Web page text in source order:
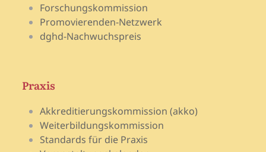
Forschungskommission
Promovierenden-Netzwerk
dghd-Nachwuchspreis
Praxis
Akkreditierungskommission (akko)
Weiterbildungskommission
Standards für die Praxis